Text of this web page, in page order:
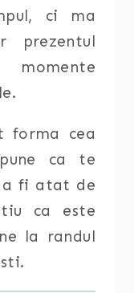
ci ma
prezentul
forma cea
ca te
a fi atat de
ca este
la randul